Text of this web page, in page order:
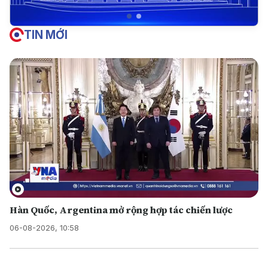
TIN MỚI
Hàn Quốc, Argentina mở rộng hợp tác chiến lược
06-08-2026, 10:58